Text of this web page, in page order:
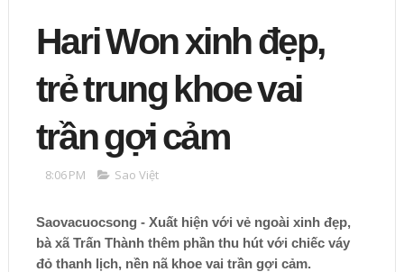
Hari Won xinh đẹp,
trẻ trung khoe vai
trần gợi cảm
8:06 PM Sao Việt
Saovacuocsong - Xuất hiện với vẻ ngoài xinh đẹp,
bà xã Trấn Thành thêm phần thu hút với chiếc váy
đỏ thanh lịch, nền nã khoe vai trần gợi cảm.